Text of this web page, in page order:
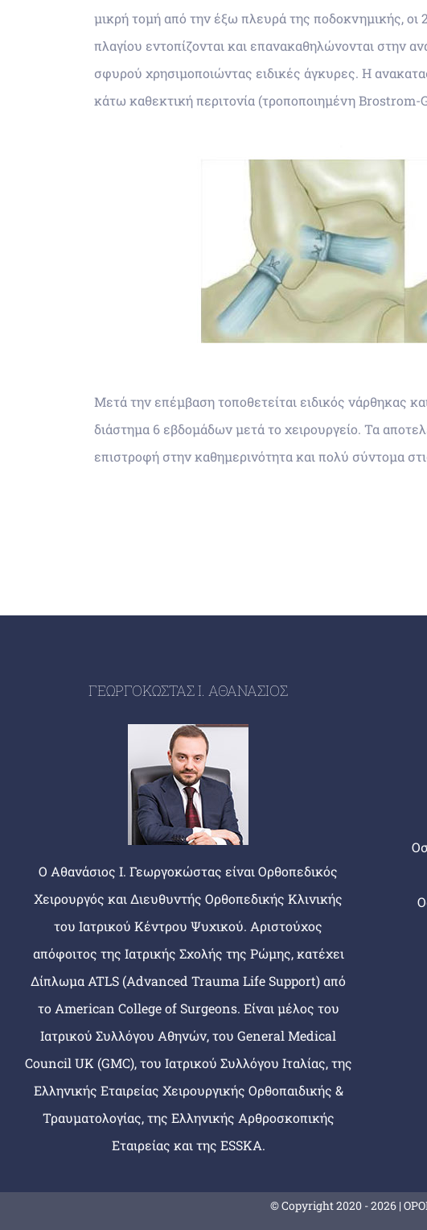
μικρή τομή από την έξω πλευρά της ποδοκνημικής,
πλαγίου εντοπίζονται και επανακαθηλώνονται στην
σφυρού χρησιμοποιώντας ειδικές άγκυρες. Η
κάτω καθεκτική περιτονία (τροποποιημένη
Μετά την επέμβαση τοποθετείται ειδικός νάρθηκας
διάστημα 6 εβδομάδων μετά το χειρουργείο. Τα
επιστροφή στην καθημερινότητα και πολύ σύντομα
ΓΕΩΡΓΟΚΩΣΤΑΣ Ι. ΑΘΑΝΑΣΙΟΣ
Ο Αθανάσιος Ι. Γεωργοκώστας είναι Ορθοπεδικός
Χειρουργός και Διευθυντής Ορθοπεδικής Κλινικής
του Ιατρικού Κέντρου Ψυχικού. Αριστούχος
απόφοιτος της Ιατρικής Σχολής της Ρώμης, κατέχει
Δίπλωμα ATLS (Advanced Trauma Life Support) από
το American College of Surgeons. Είναι μέλος του
Ιατρικού Συλλόγου Αθηνών, του General Medical
Council UK (GMC), του Ιατρικού Συλλόγου Ιταλίας, της
Ελληνικής Εταιρείας Χειρουργικής Ορθοπαιδικής &
Τραυματολογίας, της Ελληνικής Αρθροσκοπικής
Εταιρείας και της ESSKA.
© Copyright 2020 -2026 |